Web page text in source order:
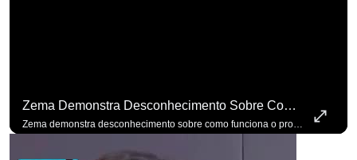
Zema Demonstra Desconhecimento Sobre Como Funciona O Processo De Mudança Das Leis. #OAntagonista
Zema demonstra desconhecimento sobre como funciona o processo de mudança das leis. #OAntagonista Se você busca informação com credibilidade, inscreva-se agora e ative o